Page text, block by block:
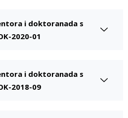
i doktoranada s
2020-01
i doktoranada s
2018-09